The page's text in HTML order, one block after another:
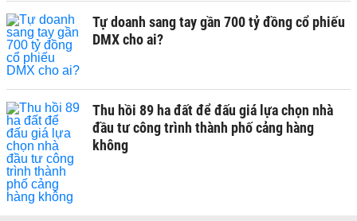
Tự doanh sang tay gần 700 tỷ đồng cổ phiếu
DMX cho ai?
Thu hồi 89 ha đất để đấu giá lựa chọn nhà
đầu tư công trình thành phố cảng hàng
không